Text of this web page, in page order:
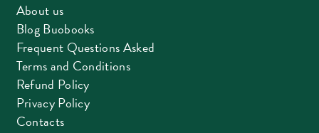
About us
Blog Buobooks
Frequent Questions Asked
Terms and Conditions
Refund Policy
Privacy Policy
Contacts